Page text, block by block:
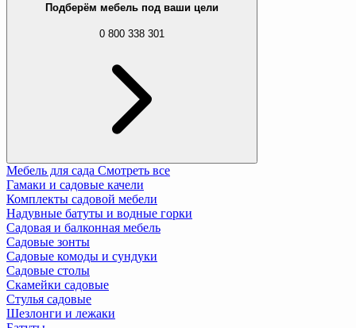
Подберём мебель под ваши цели
0 800 338 301
Мебель для сада Смотреть все
Гамаки и садовые качели
Комплекты садовой мебели
Надувные батуты и водные горки
Садовая и балконная мебель
Садовые зонты
Садовые комоды и сундуки
Садовые столы
Скамейки садовые
Стулья садовые
Шезлонги и лежаки